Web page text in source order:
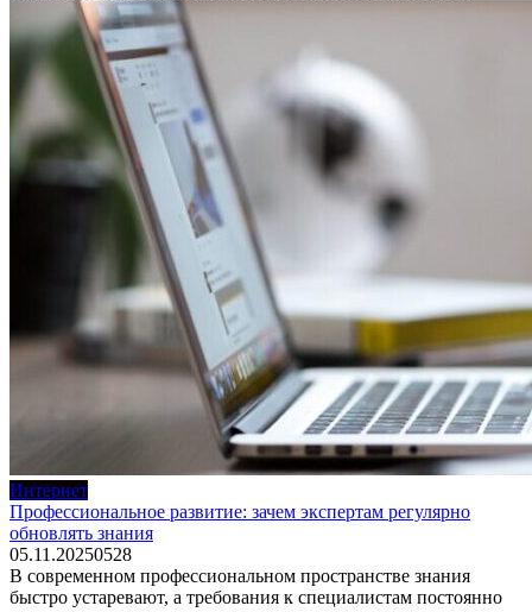
Интернет
Профессиональное развитие: зачем экспертам регулярно
обновлять знания
05.11.20250528
В современном профессиональном пространстве знания
быстро устаревают, а требования к специалистам постоянно